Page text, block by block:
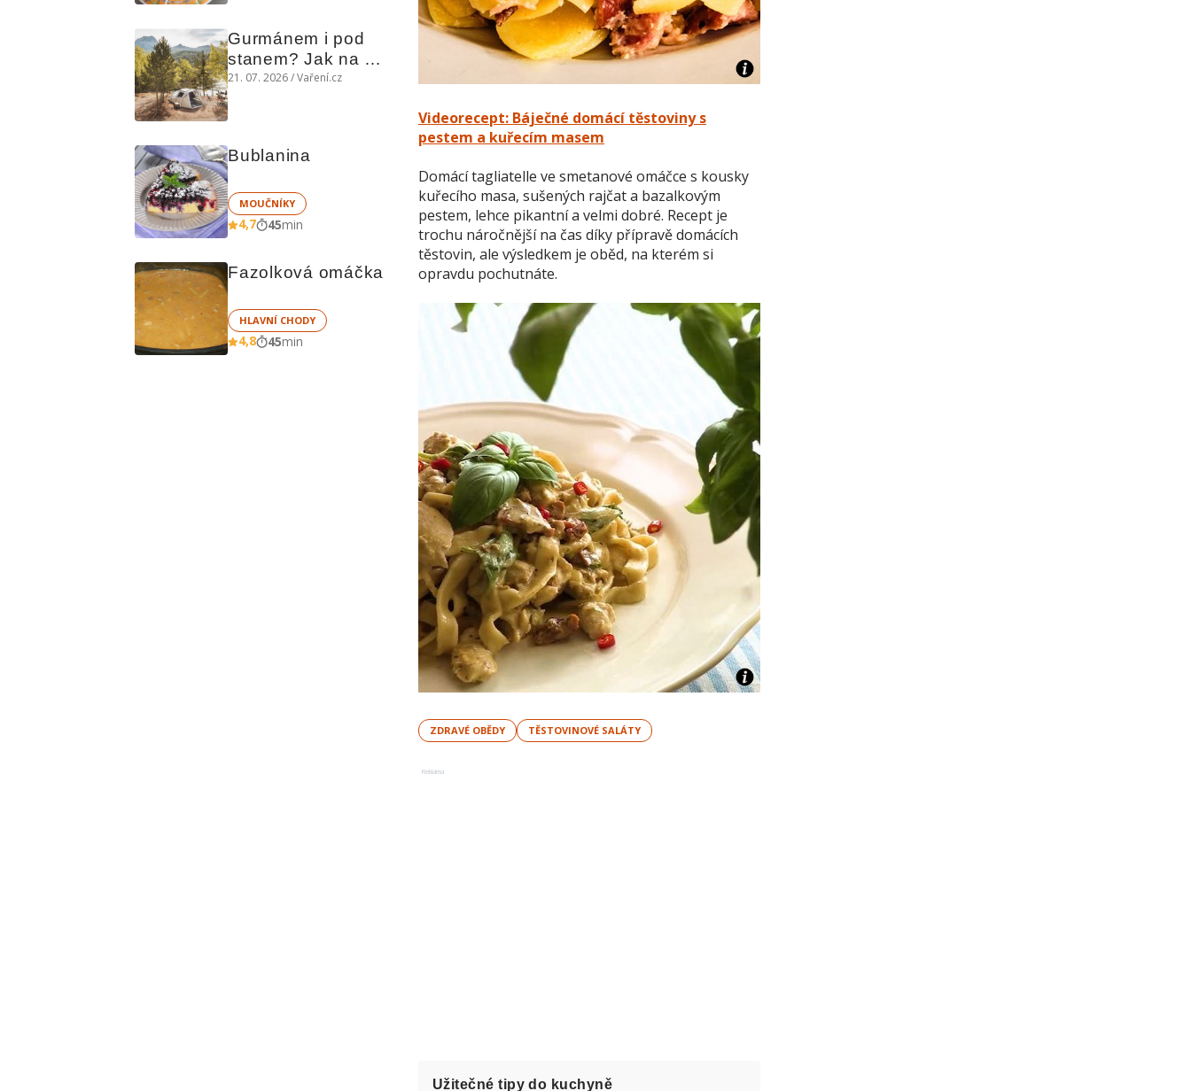
Gurmánem i pod
stanem? Jak na
polní kuchyni a na
21. 07. 2026 / Vaření.cz
Bublanina
MOUČNÍKY
4,7 45min
Fazolková omáčka
HLAVNÍ CHODY
4,8 45min
Videorecept: Báječné domácí těstoviny s
pestem a kuřecím masem
Domácí tagliatelle ve smetanové omáčce s kousky
kuřecího masa, sušených rajčat a bazalkovým
pestem, lehce pikantní a velmi dobré. Recept je
trochu náročnější na čas díky přípravě domácích
těstovin, ale výsledkem je oběd, na kterém si
opravdu pochutnáte.
ZDRAVÉ OBĚDY TĚSTOVINOVÉ SALÁTY
Reklama
Užitečné tipy do kuchyně